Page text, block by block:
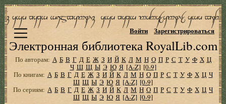
Электронная библиотека RoyalLib.com
Войти Зарегистрироваться
По авторам: А Б В Г Д Е Ж З И Й К Л М Н О П Р С Т У Ф Х Ц
Ч Ш Щ Ы Э Ю Я [A-Z] [0-9]
По книгам: А Б В Г Д Е Ж З И Й К Л М Н О П Р С Т У Ф Х Ц Ч
Ш Щ Ы Э Ю Я [A-Z] [0-9]
По сериям: А Б В Г Д Е Ж З И Й К Л М Н О П Р С Т У Ф Х Ц Ч
Ш Щ Ы Э Ю Я [A-Z] [0-9]